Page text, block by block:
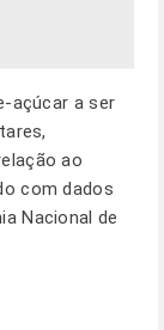
açúcar a ser
ao
com dados
Nacional de